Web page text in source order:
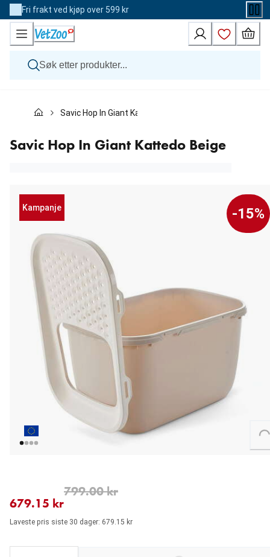
Skip
to
Content
Fri frakt ved kjøp over 599 kr
Katt
Andre dyr
Merker
Savic Hop In Giant Kattedo Beige
Savic Hop In Giant Kattedo Beige
Kampanje -15%
Loading...
679.15 kr
nåværende pris 679.15 kr
799.00 kr
opprinnelig pris 799.00 kr
Laveste pris siste 30 dager: 679.15 kr